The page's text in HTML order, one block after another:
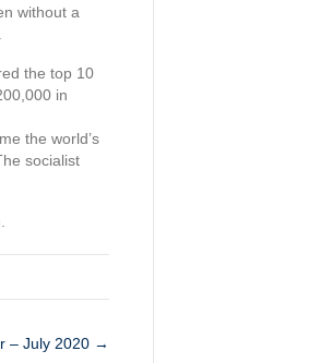
without a
the top 10
in
the world’s
socialist
– July 2020 →